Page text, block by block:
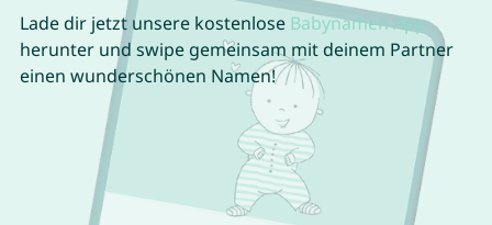
Lade dir jetzt unsere kostenlose Babynamen App
herunter und swipe gemeinsam mit deinem Partner
einen wunderschönen Namen!